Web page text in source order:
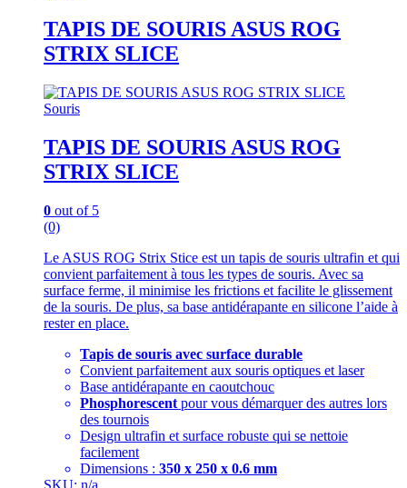
TAPIS DE SOURIS ASUS ROG
STRIX SLICE
Souris
TAPIS DE SOURIS ASUS ROG
STRIX SLICE
0 out of 5
(0)
Le ASUS ROG Strix Stice est un tapis de souris ultrafin et qui
convient parfaitement à tous les types de souris. Avec sa
surface ferme, il minimise les frictions et facilite le glissement
de la souris. De plus, sa base antidérapante en silicone l’aide à
rester en place.
Tapis de souris avec surface durable
Convient parfaitement aux souris optiques et laser
Base antidérapante en caoutchouc
Phosphorescent pour vous démarquer des autres lors
des tournois
Design ultrafin et surface robuste qui se nettoie
facilement
Dimensions : 350 x 250 x 0.6 mm